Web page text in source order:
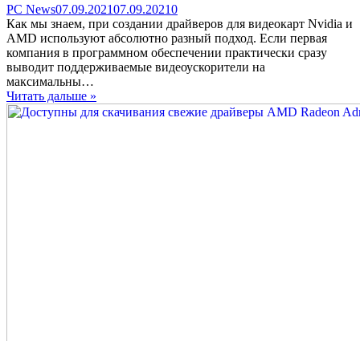
Categories
PC NewsPosted
on
07.09.202107.09.20210comments
on
С
помощью
обновлений
смогла
Как мы знаем, при создании драйверов для видеокарт Nvidia и
AMD используют абсолютно разный подход. Если первая
компания в программном обеспечении практически сразу
выводит поддерживаемые видеоускорители на
максимальны…
Читать дальше »